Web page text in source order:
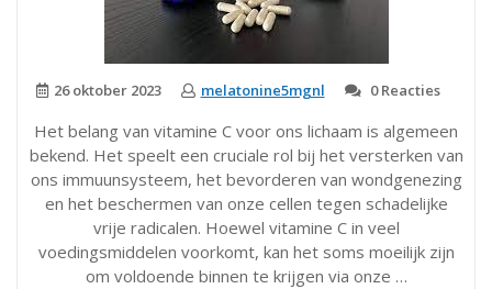
26 oktober 2023 melatonine5mgnl 0 Reacties
Het belang van vitamine C voor ons lichaam is algemeen
bekend. Het speelt een cruciale rol bij het versterken van
ons immuunsysteem, het bevorderen van wondgenezing
en het beschermen van onze cellen tegen schadelijke
vrije radicalen. Hoewel vitamine C in veel
voedingsmiddelen voorkomt, kan het soms moeilijk zijn
om voldoende binnen te krijgen via onze …